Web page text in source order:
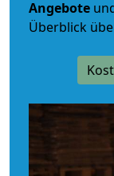
Angebote
Überblick